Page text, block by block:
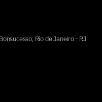
Rio de Janeiro - RJ